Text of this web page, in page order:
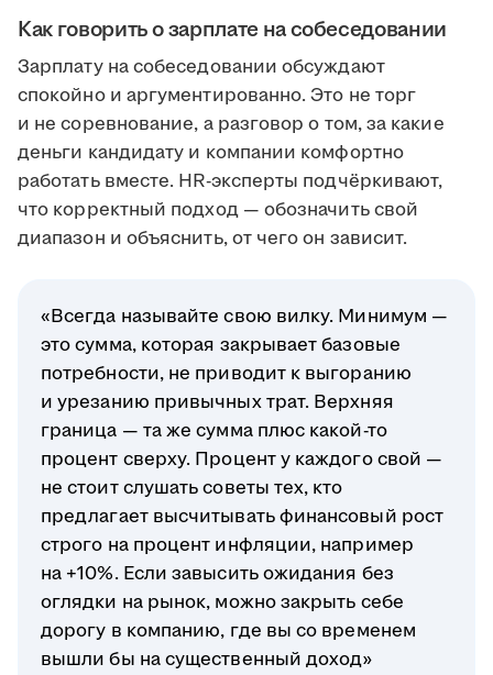
Как говорить о зарплате на собеседовании
Зарплату на собеседовании обсуждают
спокойно и аргументированно. Это не торг
и не соревнование, а разговор о том, за какие
деньги кандидату и компании комфортно
работать вместе. HR-эксперты подчёркивают,
что корректный подход — обозначить свой
диапазон и объяснить, от чего он зависит.
«Всегда называйте свою вилку. Минимум —
это сумма, которая закрывает базовые
потребности, не приводит к выгоранию
и урезанию привычных трат. Верхняя
граница — та же сумма плюс какой-то
процент сверху. Процент у каждого свой —
не стоит слушать советы тех, кто
предлагает высчитывать финансовый рост
строго на процент инфляции, например
на +10%. Если завысить ожидания без
оглядки на рынок, можно закрыть себе
дорогу в компанию, где вы со временем
вышли бы на существенный доход»